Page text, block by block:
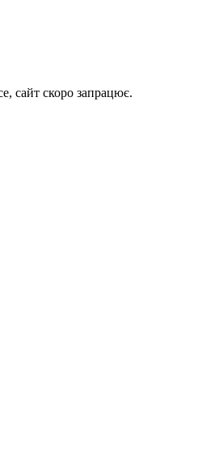
сайт скоро запрацює.